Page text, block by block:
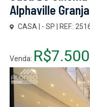
Alphaville
CASA | - SP | REF.:
Venda: